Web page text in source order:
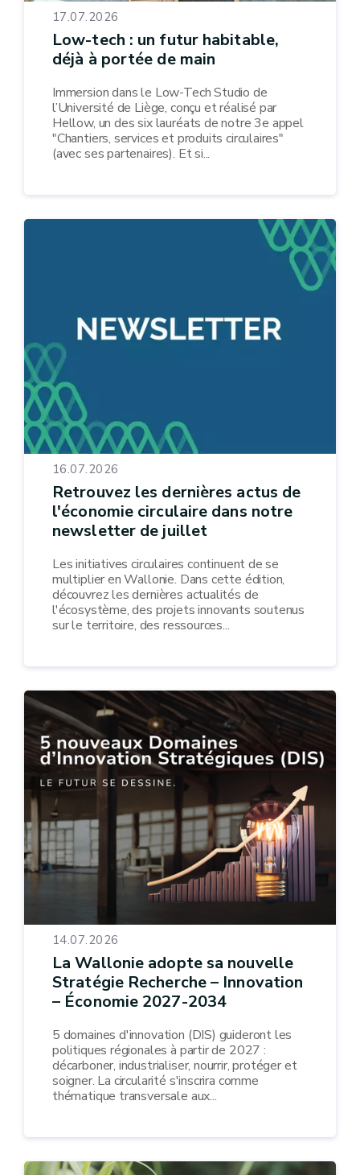
17.07.2026
Low-tech : un futur habitable,
déjà à portée de main
Immersion dans le Low-Tech Studio de
l’Université de Liège, conçu et réalisé par
Hellow, un des six lauréats de notre 3e appel
"Chantiers, services et produits circulaires"
(avec ses partenaires). Et si...
16.07.2026
Retrouvez les dernières actus de
l'économie circulaire dans notre
newsletter de juillet
Les initiatives circulaires continuent de se
multiplier en Wallonie. Dans cette édition,
découvrez les dernières actualités de
l'écosystème, des projets innovants soutenus
sur le territoire, des ressources...
14.07.2026
La Wallonie adopte sa nouvelle
Stratégie Recherche – Innovation
– Économie 2027-2034
5 domaines d'innovation (DIS) guideront les
politiques régionales à partir de 2027 :
décarboner, industrialiser, nourrir, protéger et
soigner. La circularité s'inscrira comme
thématique transversale aux...